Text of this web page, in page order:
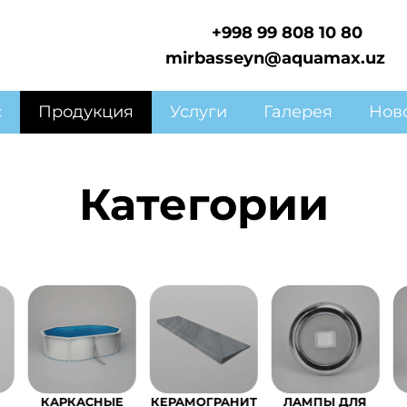
+998 99 808 10 80
mirbasseyn@aquamax.uz
Продукция Услуги Галерея
Категории
КЕРАМОГРАНИТ
ЛАМПЫ ДЛЯ
ЛЕСТНИЦЫ